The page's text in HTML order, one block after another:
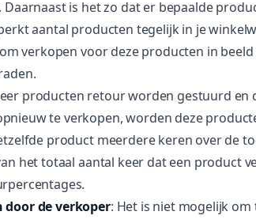
is het zo dat er bepaalde
aantal producten tegelijk in je
verkopen voor deze producten in
producten retour worden gestuurd en
te verkopen, worden deze
product meerdere keren over de
het totaal aantal keer dat een product
door de verkoper: Het is niet mogelijk